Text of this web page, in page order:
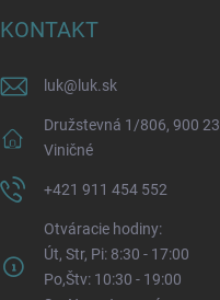
KONTAKT
luk@ luk.sk
Družstevná 1/806, 900 23
Viničné
+421 911 454 552
Otváracie hodiny:
Út, Str, Pi: 8:30 - 17:00
Po,Štv: 10:30 - 19:00